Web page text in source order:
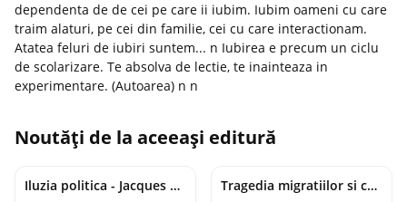
dependenta de de cei pe care ii iubim. Iubim oameni cu care
traim alaturi, pe cei din familie, cei cu care interactionam.
Atatea feluri de iubiri suntem... n Iubirea e precum un ciclu
de scolarizare. Te absolva de lectie, te inainteaza in
experimentare. (Autoarea) n n
Noutăți de la aceeași editură
Iluzia politica - Jacques Ellul
Tragedia migratiilor si caderea imperiilor. Sfantul Augustin si noi - Chantal Delsol